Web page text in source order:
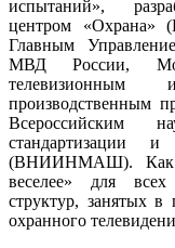
испытаний»,
центром
Главным
МВД России,
производственным
Всероссийским
стандартизации
(ВНИИНМАШ). Как
веселее» для
структур, занятых
охранного